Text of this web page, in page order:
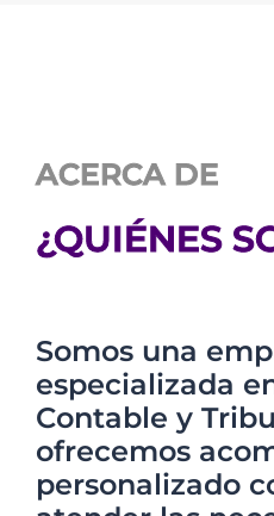
ACERCA DE
¿QUIÉNES
Somos una
especializada
Contable y
ofrecemos
personalizado